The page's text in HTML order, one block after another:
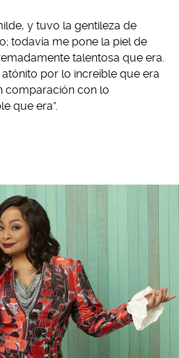
y tuvo la gentileza de
todavía me pone la piel de
talentosa que era.
por lo increíble que era
comparación con lo
que era”.